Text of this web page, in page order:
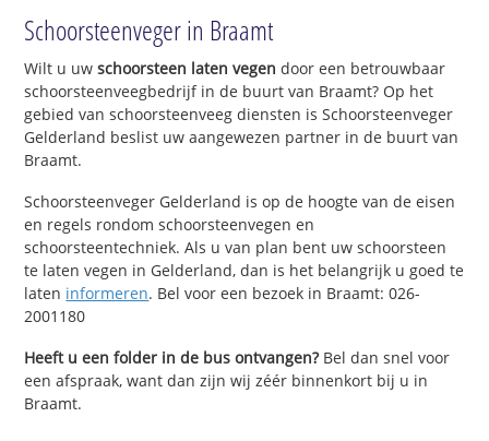
Schoorsteenveger in Braamt
Wilt u uwschoorsteen laten vegen door een betrouwbaar
schoorsteenveegbedrijf in de buurt van Braamt? Op het
gebied van schoorsteenveeg diensten is Schoorsteenveger
Gelderland beslist uw aangewezen partner in de buurt van
Braamt.
Schoorsteenveger Gelderland is op de hoogte van de eisen
en regels rondom schoorsteenvegen en
schoorsteentechniek. Als u van plan bent uw schoorsteen
te laten vegen in Gelderland, dan is het belangrijk u goed te
laten informeren. Bel voor een bezoek in Braamt: 026-
2001180
Heeft u een folder in de bus ontvangen?Bel dan snel voor
een afspraak, want dan zijn wij zéér binnenkort bij u in
Braamt.